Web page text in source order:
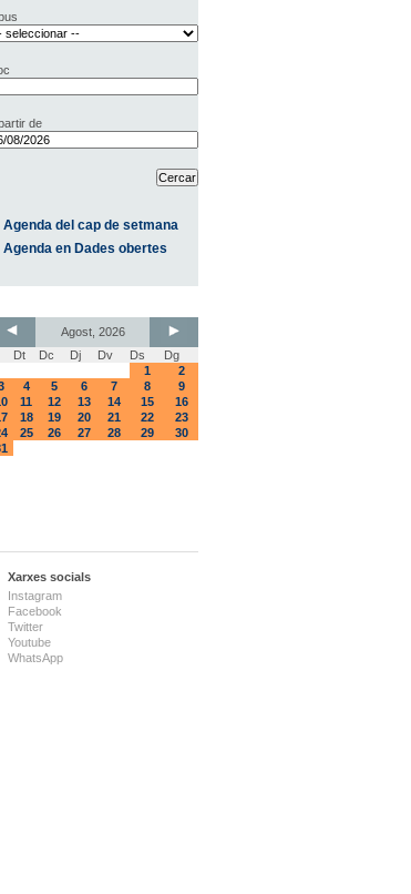
de
Agenda del cap de setmana
Agenda en Dades obertes
Agost, 2026
Dt Dc Dj Dv Ds
Dg
1
2
4 5 6 7 8
9
11 12 13 14 15
16
18 19 20 21 22
23
25 26 27 28 29
30
Xarxes socials
Instagram
Facebook
Twitter
Youtube
WhatsApp